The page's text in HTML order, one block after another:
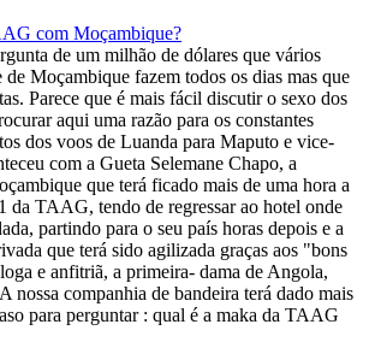
com Moçambique?
de um milhão de dólares que vários
Moçambique fazem todos os dias mas que
Parece que é mais fácil discutir o sexo dos
aqui uma razão para os constantes
dos voos de Luanda para Maputo e vice-
com a Gueta Selemane Chapo, a
que terá ficado mais de uma hora a
da TAAG, tendo de regressar ao hotel onde
partindo para o seu país horas depois e a
que terá sido agilizada graças aos "bons
e anfitriã, a primeira- dama de Angola,
nossa companhia de bandeira terá dado mais
para perguntar : qual é a maka da TAAG